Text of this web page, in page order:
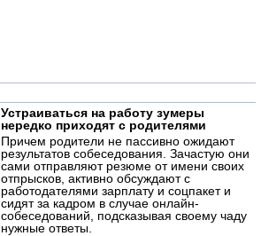
Устраиваться на работу зумеры
нередко приходят с родителями
Причем родители не пассивно ожидают
результатов собеседования. Зачастую они
сами отправляют резюме от имени своих
отпрысков, активно обсуждают с
работодателями зарплату и соцпакет и
сидят за кадром в случае онлайн-
собеседований, подсказывая своему чаду
нужные ответы.